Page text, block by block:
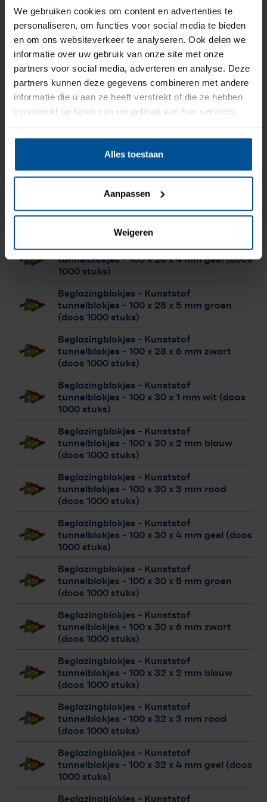
We gebruiken cookies om content en advertenties te
personaliseren, om functies voor social media te bieden
en om ons websiteverkeer te analyseren. Ook delen we
informatie over uw gebruik van onze site met onze
partners voor social media, adverteren en analyse. Deze
partners kunnen deze gegevens combineren met andere
informatie die u aan ze heeft verstrekt of die ze hebben
verzameld op basis van uw gebruik van hun services.
Alles toestaan
Aanpassen
Weigeren
Beglazingblokjes - Kunststof
tunnelblokjes- 100 x 26 x 5 mm groen
(doos 1000 stuks)
Beglazingblokjes - Kunststof
tunnelblokjes- 100 x 26 x 6 mm zwart
(doos 1000 stuks)
Beglazingblokjes - Kunststof
Beglazingblokjes - Kunststof
tunnelblokjes- 100 x 28 x 2 mm blauw
(doos 1000 stuks)
Beglazingblokjes - Kunststof
tunnelblokjes- 100 x 28 x 3 mm rood
Beglazingblokjes - Kunststof
tunnelblokjes- 100 x 28 x 4 mm geel (doos
1000 stuks)
Beglazingblokjes - Kunststof
tunnelblokjes - 100 x 28 x 5 mm groen
(doos 1000 stuks)
Beglazingblokjes - Kunststof
tunnelblokjes - 100 x 28 x 6 mm zwart
(doos 1000 stuks)
Beglazingblokjes - Kunststof
tunnelblokjes - 100 x 30 x 1 mm wit (doos
1000 stuks)
Beglazingblokjes - Kunststof
tunnelblokjes - 100 x 30 x 2 mm blauw
(doos 1000 stuks)
Beglazingblokjes - Kunststof
tunnelblokjes - 100 x 30 x 3 mm rood
(doos 1000 stuks)
Beglazingblokjes - Kunststof
tunnelblokjes - 100 x 30 x 4 mm geel (doos
1000 stuks)
Beglazingblokjes - Kunststof
tunnelblokjes - 100 x 30 x 5 mm groen
(doos 1000 stuks)
Beglazingblokjes - Kunststof
tunnelblokjes - 100 x 30 x 6 mm zwart
(doos 1000 stuks)
Beglazingblokjes - Kunststof
tunnelblokjes - 100 x 32 x 2 mm blauw
(doos 1000 stuks)
Beglazingblokjes - Kunststof
tunnelblokjes - 100 x 32 x 3 mm rood
(doos 1000 stuks)
Beglazingblokjes - Kunststof
tunnelblokjes - 100 x 32 x 4 mm geel (doos
1000 stuks)
Beglazingblokjes - Kunststof
Vanwege de bouwvak is
onze webshop gesloten
vanaf 20 juli 2026. Op
maandag 10 augustus is de
webshop weer volledig
beschikbaar.